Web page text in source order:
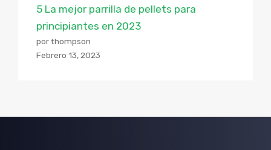
5 La mejor parrilla de pellets para
principiantes en 2023
por thompson
Febrero 13, 2023